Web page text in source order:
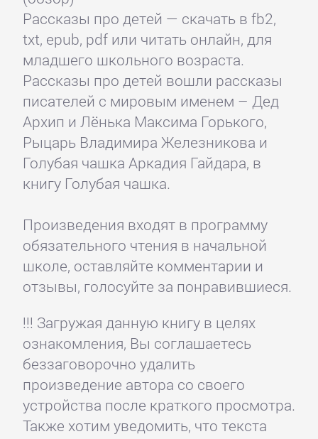
Рассказы про детей — скачать в fb2,
txt, epub, pdf или читать онлайн, для
младшего школьного возраста.
Рассказы про детей вошли рассказы
писателей с мировым именем – Дед
Архип и Лёнька Максима Горького,
Рыцарь Владимира Железникова и
Голубая чашка Аркадия Гайдара, в
книгу Голубая чашка.
Произведения входят в программу
обязательного чтения в начальной
школе, оставляйте комментарии и
отзывы, голосуйте за понравившиеся.
!!! Загружая данную книгу в целях
ознакомления, Вы соглашаетесь
беззаговорочно удалить
произведение автора со своего
устройства после краткого просмотра.
Также хотим уведомить, что текста